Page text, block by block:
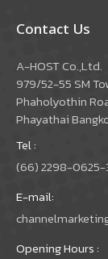
Contact Us
A-HOST Co.,Ltd.
979/52-55 SM
Phaholyothin
Phayathai
Tel :
(66) 2298-0625-
E-mail:
Opening Hours :